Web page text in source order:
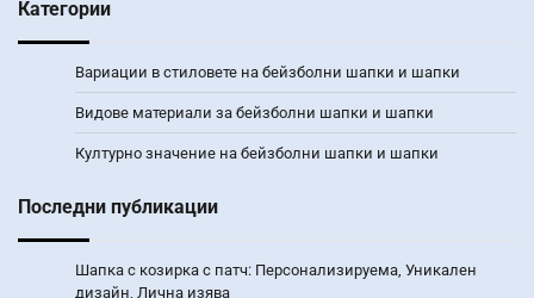
Категории
Вариации в стиловете на бейзболни шапки и шапки
Видове материали за бейзболни шапки и шапки
Културно значение на бейзболни шапки и шапки
Последни публикации
Шапка с козирка с патч: Персонализируема, Уникален
дизайн, Лична изява